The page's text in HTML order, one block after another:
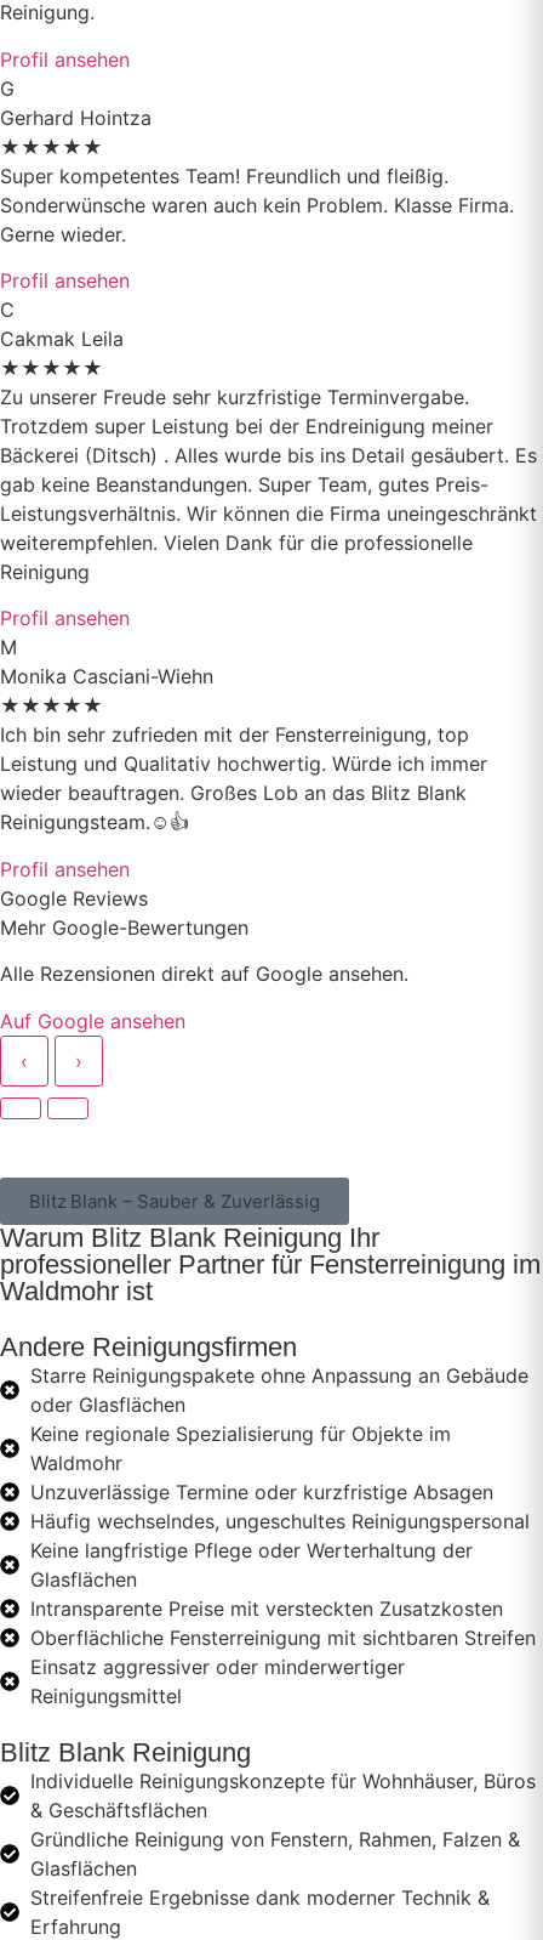
Reinigung.
Profil ansehen
G
Gerhard Hointza
★ ★ ★ ★ ★
Super kompetentes Team! Freundlich und fleißig.
Sonderwünsche waren auch kein Problem. Klasse Firma.
Gerne wieder.
Profil ansehen
C
Cakmak Leila
★ ★ ★ ★ ★
Zu unserer Freude sehr kurzfristige Terminvergabe.
Trotzdem super Leistung bei der Endreinigung meiner
Bäckerei (Ditsch) . Alles wurde bis ins Detail gesäubert. Es
gab keine Beanstandungen. Super Team, gutes Preis-
Leistungsverhältnis. Wir können die Firma uneingeschränkt
weiterempfehlen. Vielen Dank für die professionelle
Reinigung
Profil ansehen
M
Monika Casciani-Wiehn
★ ★ ★ ★ ★
Ich bin sehr zufrieden mit der Fensterreinigung, top
Leistung und Qualitativ hochwertig. Würde ich immer
wieder beauftragen. Großes Lob an das Blitz Blank
Reinigungsteam.☺️👍
Profil ansehen
Google Reviews
Mehr Google-Bewertungen
Alle Rezensionen direkt auf Google ansehen.
Auf Google ansehen
‹
›
Blitz Blank – Sauber & Zuverlässig
Warum Blitz Blank Reinigung Ihr
professioneller Partner für Fensterreinigung im
Waldmohr ist
Andere Reinigungsfirmen
Starre Reinigungspakete ohne Anpassung an Gebäude
oder Glasflächen
Keine regionale Spezialisierung für Objekte im
Waldmohr
Unzuverlässige Termine oder kurzfristige Absagen
Häufig wechselndes, ungeschultes Reinigungspersonal
Keine langfristige Pflege oder Werterhaltung der
Glasflächen
Intransparente Preise mit versteckten Zusatzkosten
Oberflächliche Fensterreinigung mit sichtbaren Streifen
Einsatz aggressiver oder minderwertiger
Reinigungsmittel
Blitz Blank Reinigung
Individuelle Reinigungskonzepte für Wohnhäuser, Büros
& Geschäftsflächen
Gründliche Reinigung von Fenstern, Rahmen, Falzen &
Glasflächen
Streifenfreie Ergebnisse dank moderner Technik &
Erfahrung